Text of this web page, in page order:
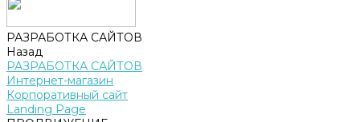
РАЗРАБОТКА САЙТОВ
Назад
РАЗРАБОТКА САЙТОВ
Интернет-магазин
Корпоративный сайт
Landing Page